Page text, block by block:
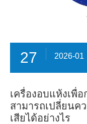
27 2026-01
เครื่องอบแห้งเพื่
สามารถเปลี่ยนค
เสียได้อย่างไร